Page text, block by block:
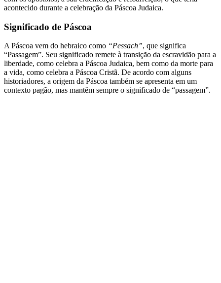
acontecido durante a celebração da Páscoa Judaica.
Significado de Páscoa
A Páscoa vem do hebraico como “Pessach”, que significa
“Passagem”. Seu significado remete à transição da escravidão para a
liberdade, como celebra a Páscoa Judaica, bem como da morte para
a vida, como celebra a Páscoa Cristã. De acordo com alguns
historiadores, a origem da Páscoa também se apresenta em um
contexto pagão, mas mantêm sempre o significado de “passagem”.